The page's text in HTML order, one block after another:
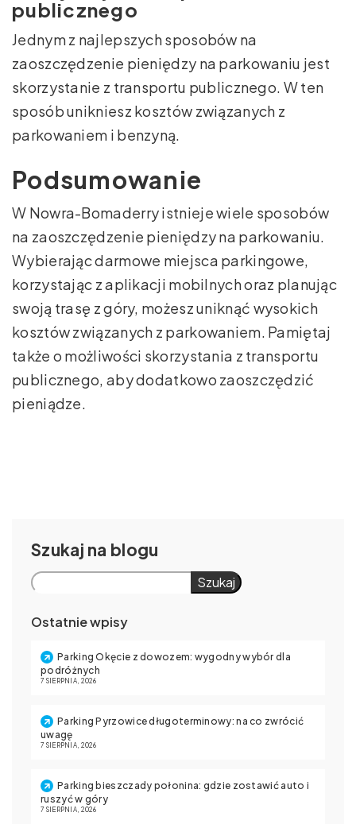
publicznego
Jednym z najlepszych sposobów na
zaoszczędzenie pieniędzy na parkowaniu jest
skorzystanie z transportu publicznego. W ten
sposób unikniesz kosztów związanych z
parkowaniem i benzyną.
Podsumowanie
W Nowra-Bomaderry istnieje wiele sposobów
na zaoszczędzenie pieniędzy na parkowaniu.
Wybierając darmowe miejsca parkingowe,
korzystając z aplikacji mobilnych oraz planując
swoją trasę z góry, możesz uniknąć wysokich
kosztów związanych z parkowaniem. Pamiętaj
także o możliwości skorzystania z transportu
publicznego, aby dodatkowo zaoszczędzić
pieniądze.
Szukaj
Szukaj
Ostatnie wpisy
Parking Okęcie z dowozem: wygodny wybór dla
podróżnych
7 SIERPNIA, 2026
Parking Pyrzowice długoterminowy: na co zwrócić
uwagę
7 SIERPNIA, 2026
Parking bieszczady połonina: gdzie zostawić auto i
ruszyć w góry
7 SIERPNIA, 2026